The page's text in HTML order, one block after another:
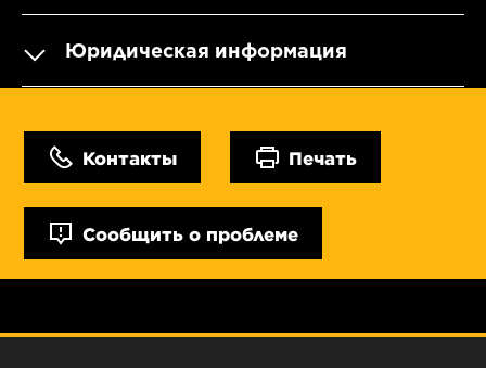
Юридическая информация
Контакты Печать
Сообщить о проблеме